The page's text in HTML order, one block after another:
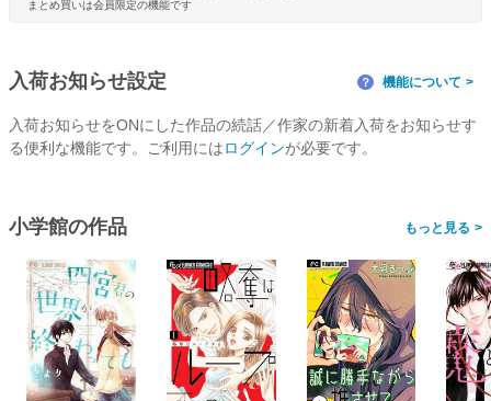
まとめ買いは会員限定の機能です
入荷お知らせ設定 ？ 機能について
入荷お知らせをONにした作品の続話／作家の新着入荷をお知らせす
る便利な機能です。ご利用にはログインが必要です。
小学館の作品 >